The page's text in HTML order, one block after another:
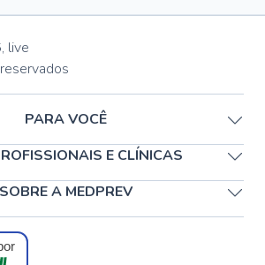
, live
PARA VOCÊ
E CLÍNICAS
SOBRE A MEDPREV